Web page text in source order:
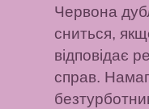
Червона
сниться,
відповідає
справ.